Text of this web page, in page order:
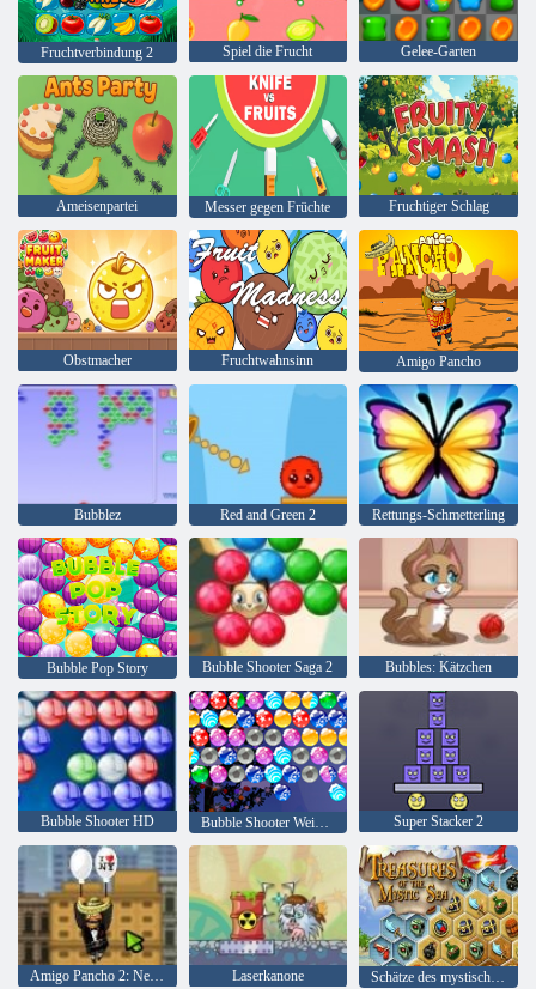
Fruchtverbindung 2 Spiel die Frucht Gelee-Garten
Ameisenpartei Messer gegen Früchte Fruchtiger Schlag
Obstmacher Fruchtwahnsinn Amigo Pancho
Bubblez Red and Green 2 Rettungs-Schmetterling
Bubble Pop Story Bubble Shooter Saga 2 Bubbles: Kätzchen
Bubble Shooter HD Bubble Shooter Weihnachten Super Stacker 2
Laserkanone
Schätze des mystischen Meeres